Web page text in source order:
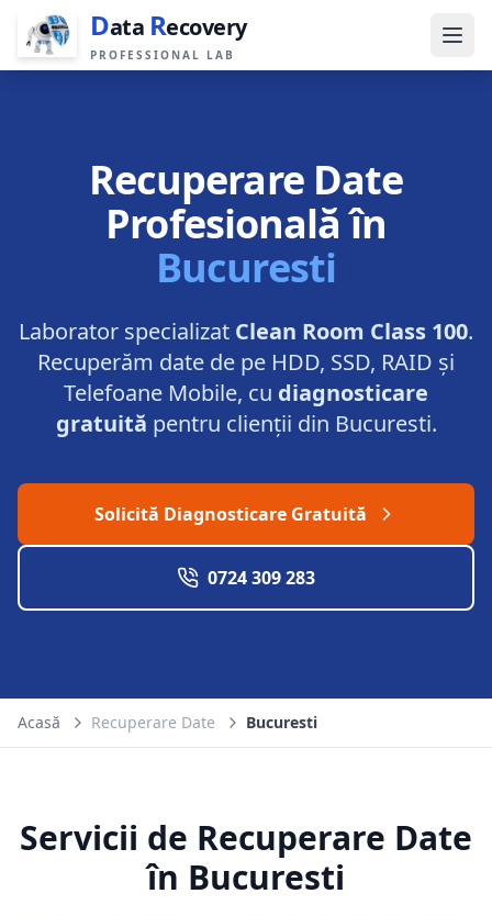
Data Recovery
PROFESSIONAL LAB
Recuperare Date
Profesională în
Bucuresti
Laborator specializat Clean Room Class 100.
Recuperăm date de pe HDD, SSD, RAID și
Telefoane Mobile, cu diagnosticare
gratuită pentru clienții din Bucuresti.
Solicită Diagnosticare Gratuită
0724 309 283
Acasă Recuperare Date Bucuresti
Servicii de Recuperare Date
în Bucuresti